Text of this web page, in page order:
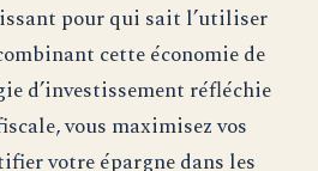
pour qui sait l’utiliser
cette économie de
d’investissement réfléchie
vous maximisez vos
votre épargne dans les